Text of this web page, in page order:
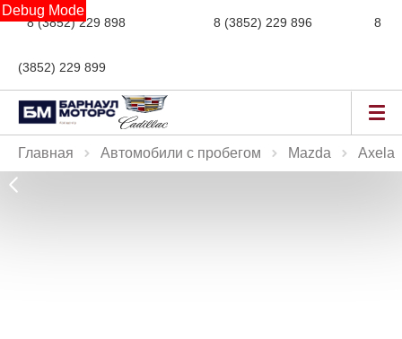
Debug Mode
8 (3852) 229 898 8 (3852) 229 896 8
(3852) 229 899
Главная Автомобили с пробегом Mazda Axela